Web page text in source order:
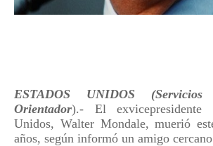
ESTADOS UNIDOS
Orientador).- El exvicepresidente
Unidos, Walter Mondale, muerió
años, según informó un amigo